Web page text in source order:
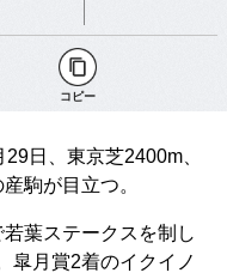
コピー
日、東京芝2400m、
駒が目立つ。
葉ステークスを制し
皐月賞2着のイクイノ